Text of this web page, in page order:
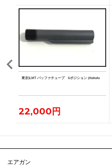
東京)LMT バッファチューブ 6ポジション jitubutu
22,000円
エアガン